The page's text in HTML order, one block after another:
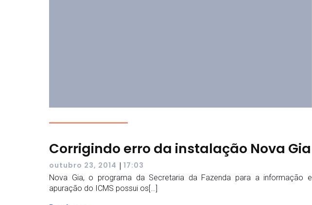
Corrigindo erro da instalação Nova Gia
outubro 23, 2014 | 17:03
Nova Gia, o programa da Secretaria da Fazenda para a informação e
apuração do ICMS possui os[…]